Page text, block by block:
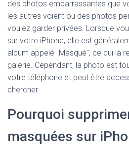
des photos embarrassantes que
les autres voient ou des photos
voulez garder privées. Lorsque
sur votre iPhone, elle est
album appelé "Masqué", ce qui la
galerie. Cependant, la photo est
votre téléphone et peut être
chercher.
Pourquoi
masquées sur